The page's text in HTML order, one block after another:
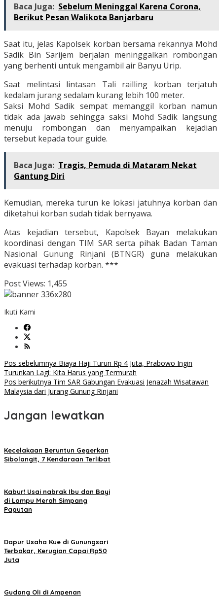
Baca Juga: Sebelum Meninggal Karena Corona,
Berikut Pesan Walikota Banjarbaru
Saat itu, jelas Kapolsek korban bersama rekannya Mohd
Sadik Bin Sarijem berjalan meninggalkan rombongan
yang berhenti untuk mengambil air Banyu Urip.
Saat melintasi lintasan Tali railling korban terjatuh
kedalam jurang sedalam kurang lebih 100 meter.
Saksi Mohd Sadik sempat memanggil korban namun
tidak ada jawab sehingga saksi Mohd Sadik langsung
menuju rombongan dan menyampaikan kejadian
tersebut kepada tour guide.
Baca Juga: Tragis, Pemuda di Mataram Nekat
Gantung Diri
Kemudian, mereka turun ke lokasi jatuhnya korban dan
diketahui korban sudah tidak bernyawa.
Atas kejadian tersebut, Kapolsek Bayan melakukan
koordinasi dengan TIM SAR serta pihak Badan Taman
Nasional Gunung Rinjani (BTNGR) guna melakukan
evakuasi terhadap korban. ***
Post Views: 1,455
Ikuti Kami
Navigasi
pos
Pos sebelumnya Biaya Haji Turun Rp 4 Juta, Prabowo Ingin
Turunkan Lagi: Kita Harus yang Termurah
Pos berikutnya Tim SAR Gabungan Evakuasi Jenazah Wisatawan
Malaysia dari Jurang Gunung Rinjani
Jangan lewatkan
Kecelakaan Beruntun Gegerkan
Sibolangit, 7 Kendaraan Terlibat
Kabur! Usai nabrak Ibu dan Bayi
di Lampu Merah Simpang
Pagutan
Dapur Usaha Kue di Gunungsari
Terbakar, Kerugian Capai Rp50
Juta
Gudang Oli di Ampenan